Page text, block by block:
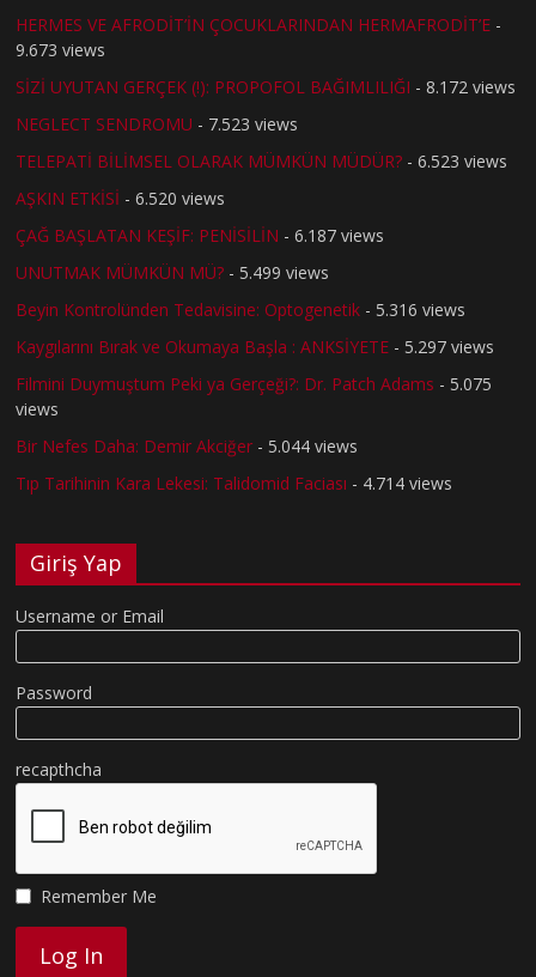
HERMES VE AFRODİT’İN ÇOCUKLARINDAN HERMAFRODİT’E -
9.673 views
SİZİ UYUTAN GERÇEK (!): PROPOFOL BAĞIMLILIĞI - 8.172 views
NEGLECT SENDROMU - 7.523 views
TELEPATİ BİLİMSEL OLARAK MÜMKÜN MÜDÜR? - 6.523 views
AŞKIN ETKİSİ - 6.520 views
ÇAĞ BAŞLATAN KEŞİF: PENİSİLİN - 6.187 views
UNUTMAK MÜMKÜN MÜ? - 5.499 views
Beyin Kontrolünden Tedavisine: Optogenetik - 5.316 views
Kaygılarını Bırak ve Okumaya Başla : ANKSİYETE - 5.297 views
Filmini Duymuştum Peki ya Gerçeği?: Dr. Patch Adams - 5.075
views
Bir Nefes Daha: Demir Akciğer - 5.044 views
Tıp Tarihinin Kara Lekesi: Talidomid Faciası - 4.714 views
Giriş Yap
Username or Email
Password
recapthcha
Remember Me